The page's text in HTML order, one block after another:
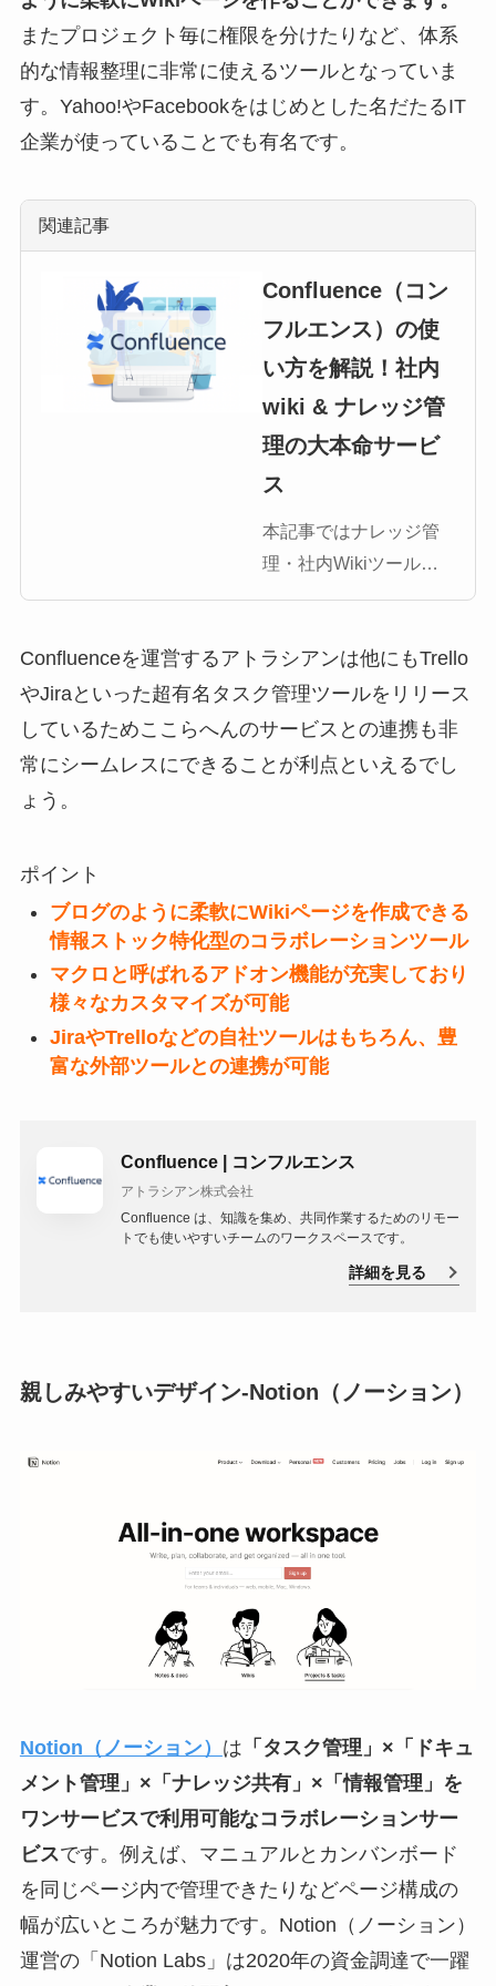
またプロジェクト毎に権限を分けたりなど、体系
的な情報整理に非常に使えるツールとなっていま
す。Yahoo!やFacebookをはじめとした名だたるIT
企業が使っていることでも有名です。
関連記事
Confluence（コン
フルエンス）の使
い方を解説！社内
wiki & ナレッジ管
理の大本命サービ
ス
本記事ではナレッジ管
理・社内Wikiツールで
あるConfluence（コン
解説します。本記事を
見ることで、
Confluence（コンフル
エンス）を使ってどの
Confluenceを運営するアトラシアンは他にもTrello
やJiraといった超有名タスク管理ツールをリリース
しているためここらへんのサービスとの連携も非
常にシームレスにできることが利点といえるでし
ょう。
ポイント
ブログのように柔軟にWikiページを作成できる
情報ストック特化型のコラボレーションツール
マクロと呼ばれるアドオン機能が充実しており
様々なカスタマイズが可能
JiraやTrelloなどの自社ツールはもちろん、豊
富な外部ツールとの連携が可能
Confluence | コンフルエンス
アトラシアン株式会社
Confluence は、知識を集め、共同作業するためのリモー
トでも使いやすいチームのワークスペースです。
詳細を見る
親しみやすいデザイン-Notion（ノーション）
Notion（ノーション） は 「タスク管理」×「ドキュ
メント管理」×「ナレッジ共有」 ×「情報管理」を
ワンサービスで利用可能なコラボレーションサー
ビスです。例えば、マニュアルとカンバンボード
を同じページ内で管理できたりなどページ構成の
幅が広いところが魅力です。Notion（ノーション）
運営の「Notion Labs」は2020年の資金調達で一躍